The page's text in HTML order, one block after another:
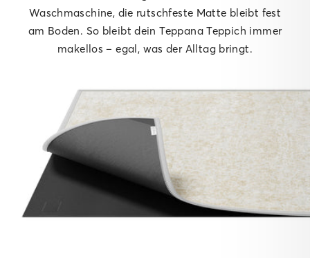
Waschmaschine, die rutschfeste Matte bleibt fest
am Boden. So bleibt dein Teppana Teppich immer
makellos – egal, was der Alltag bringt.